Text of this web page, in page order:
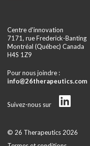
Centre d'innovation
7171, rue Frederick-Banting
Montréal (Québec) Canada
H4S 1Z9
Pour nous joindre :
info@26therapeutics.com
Suivez-nous sur
© 26 Therapeutics 2026